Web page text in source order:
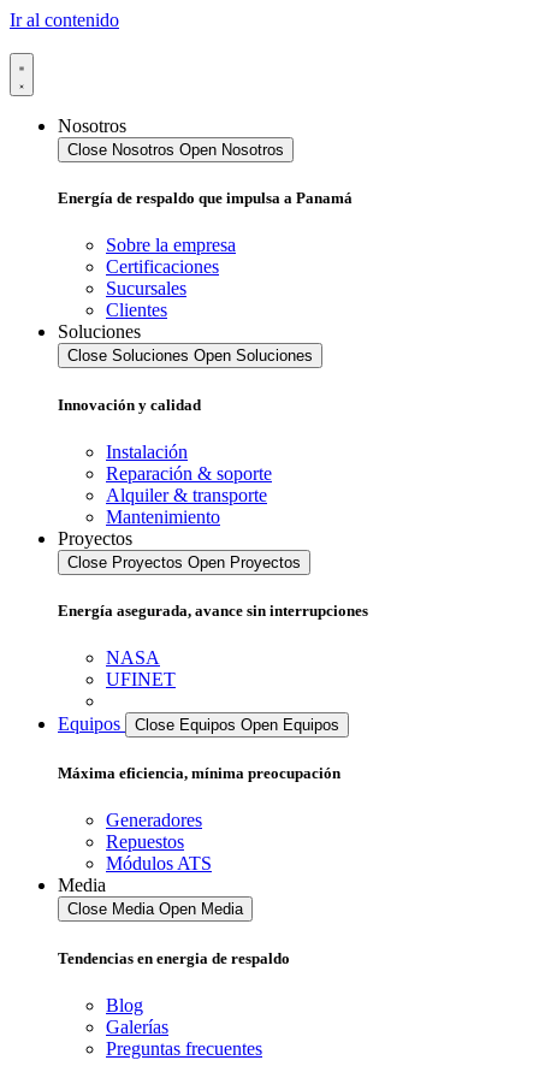
Ir al contenido
Nosotros
Close Nosotros Open Nosotros
Energía de respaldo que impulsa a Panamá
Sobre la empresa
Certificaciones
Sucursales
Clientes
Soluciones
Close Soluciones Open Soluciones
Innovación y calidad
Instalación
Reparación & soporte
Alquiler & transporte
Mantenimiento
Proyectos
Close Proyectos Open Proyectos
Energía asegurada, avance sin interrupciones
NASA
UFINET
Equipos Close Equipos Open Equipos
Máxima eficiencia, mínima preocupación
Generadores
Repuestos
Módulos ATS
Media
Close Media Open Media
Tendencias en energia de respaldo
Blog
Galerías
Preguntas frecuentes